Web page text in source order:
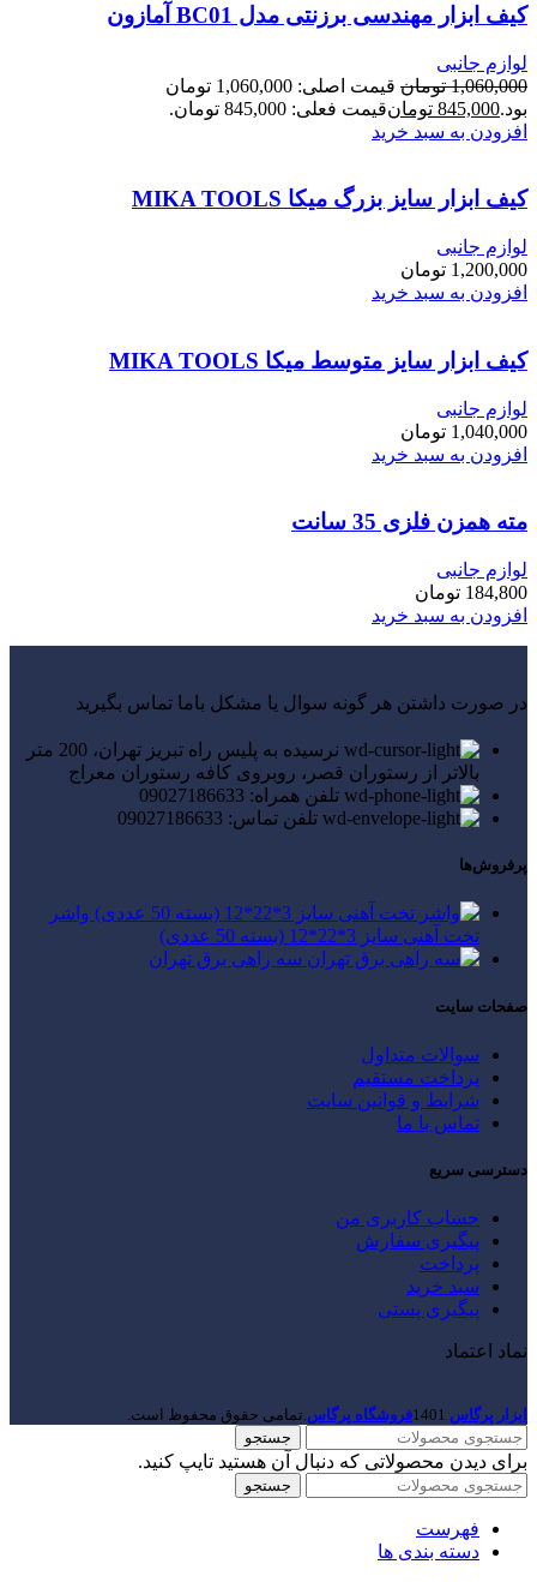
کیف ابزار مهندسی برزنتی مدل BC01 آمازون
لوازم جانبی
1,060,000 تومان
قیمت اصلی: 1,060,000 تومان
بود.845,000 تومانقیمت فعلی: 845,000 تومان.
افزودن به سبد خرید
کیف ابزار سایز بزرگ میکا MIKA TOOLS
لوازم جانبی
1,200,000 تومان
افزودن به سبد خرید
کیف ابزار سایز متوسط میکا MIKA TOOLS
لوازم جانبی
1,040,000 تومان
افزودن به سبد خرید
مته همزن فلزی 35 سانت
لوازم جانبی
184,800 تومان
افزودن به سبد خرید
در صورت داشتن هر گونه سوال یا مشکل باما تماس بگیرید
نرسیده به پلیس راه تبریز تهران، 200 متر
بالاتر از رستوران قصر، روبروی کافه رستوران معراج
تلفن همراه: 09027186633
تلفن تماس: 09027186633
پرفروش‌ها
واشر
تخت آهنی سایز 3*22*12 (بسته 50 عددی)
سه راهی برق تهران
صفحات سایت
سوالات متداول
پرداخت مستقیم
شرایط و قوانین سایت
تماس با ما
دسترسی سریع
حساب کاربری من
پیگیری سفارش
پرداخت
سبد خرید
پیگیری پستی
نماد اعتماد
ابزار پرگاس 1401فروشگاه پرگاس.تمامی حقوق محفوظ است.
جستجو
برای دیدن محصولاتی که دنبال آن هستید تایپ کنید.
جستجو
فهرست
دسته بندی ها